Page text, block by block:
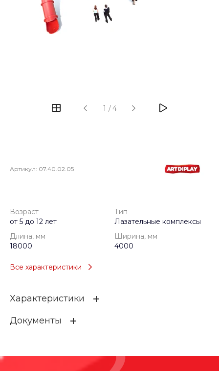
1 /4
Артикул: 07.40.02.05
Возраст
от 5 до 12 лет
Тип
Лазательные комплексы
Длина, мм
18000
Ширина, мм
4000
Все характеристики
Характеристики
Возраст
18000
Документы
labirint_pereval